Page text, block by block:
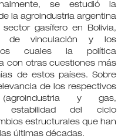
se estudió la
la agroindustria argentina
gasífero en Bolivia,
de vinculación y los
los cuales la política
con otras cuestiones más
de estos países. Sobre
de los respectivos
y gas,
estabilidad del ciclo
estructurales que han
últimas décadas.